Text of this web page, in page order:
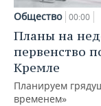
Общество 00:00
Планы на
первенство
Кремле
Планируем
временем»